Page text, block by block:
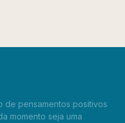
de pensamentos positivos
momento seja uma